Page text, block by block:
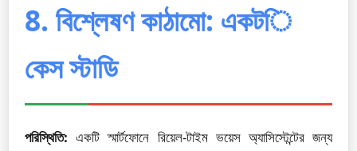
8. বিশ্লেষণ কাঠামো: একটি
কেস স্টাডি
পরিস্থিতি: একটি স্মার্টফোনে রিয়েল-টাইম ভয়েস অ্যাসিস্টেন্টের জন্য